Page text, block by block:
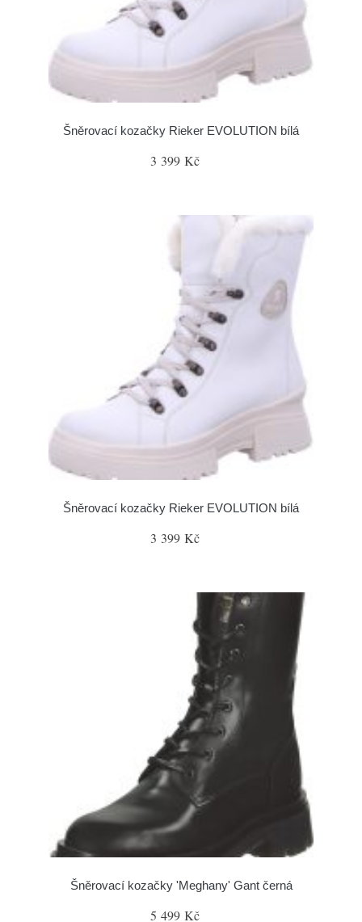
Šněrovací kozačky Rieker EVOLUTION bílá
3 399 Kč
Šněrovací kozačky Rieker EVOLUTION bílá
3 399 Kč
Šněrovací kozačky 'Meghany' Gant černá
5 499 Kč